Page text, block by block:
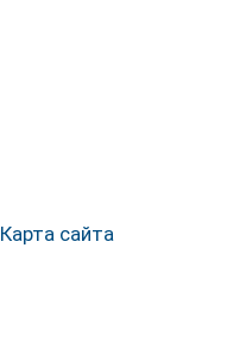
Карта сайта